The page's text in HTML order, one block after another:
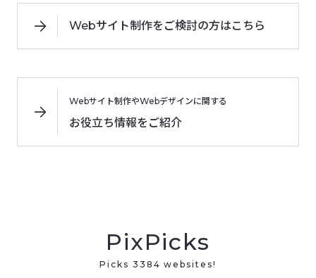
Webサイト制作をご検討の方はこちら
Webサイト制作やWebデザインに関する
お役立ち情報をご紹介
PixPicks
Picks 3384 websites!